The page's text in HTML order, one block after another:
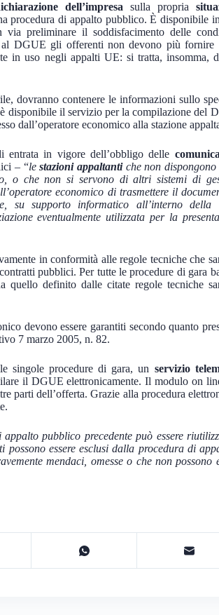
dell’impresa sulla propria
procedura di appalto pubblico. È disponibile
preliminare il soddisfacimento delle
DGUE gli offerenti non devono più fornire
in uso negli appalti UE: si tratta, insomma,
dovranno contenere le informazioni sullo
disponibile il servizio per la compilazione del
dall’operatore economico alla stazione
in vigore dell’obbligo delle
– “lestazioni appaltanti che non
o che non si servono di altri sistemi di
economico di trasmettere il
su supporto informatico all’interno della
eventualmente utilizzata per la
in conformità alle regole tecniche che
pubblici. Per tutte le procedure di gara
definito dalle citate regole tecniche
devono essere garantiti secondo quanto
7 marzo 2005, n. 82.
singole procedure di gara, un servizio
il DGUE elettronicamente. Il modulo on
parti dell’offerta. Grazie alla procedura
pubblico precedente può essere
essere esclusi dalla procedura di
mendaci, omesse o che non possono